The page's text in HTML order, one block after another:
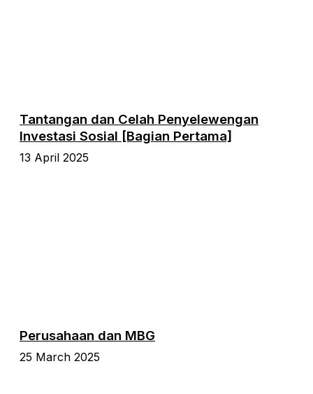
Tantangan dan Celah Penyelewengan
Investasi Sosial [Bagian Pertama]
13 April 2025
Perusahaan dan MBG
25 March 2025